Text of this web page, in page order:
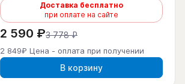
Доставка бесплатно
при оплате на сайте
2 590 ₽3 778 ₽
2 849₽ Цена - оплата при получении
В корзину